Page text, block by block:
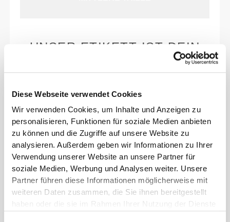
Diese Webseite verwendet Cookies
Wir verwenden Cookies, um Inhalte und Anzeigen zu
personalisieren, Funktionen für soziale Medien anbieten
zu können und die Zugriffe auf unsere Website zu
analysieren. Außerdem geben wir Informationen zu Ihrer
Verwendung unserer Website an unsere Partner für
soziale Medien, Werbung und Analysen weiter. Unsere
Partner führen diese Informationen möglicherweise mit
weiteren Daten zusammen, die Sie ihnen bereitgestellt
haben oder die sie im Rahmen Ihrer Nutzung der Dienste
UNSER ETIKETT IST DEIN
Ohne eingenähtes Etikett
Unsere Kleidung steht für Komfort. Unsere
Herangehensweise hinterlässt einen wichtigen
Eindruck auf unsere Kleidung: auf die nahtlose
Freiheit! Ohne eingenähtes Etikett wird das Tragen
von Kleidung noch bequemer, da es zu keinen